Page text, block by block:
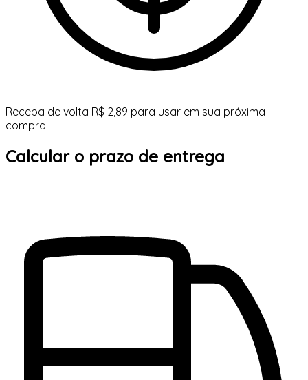
Receba de volta R$ 2,89 para usar em sua próxima
compra
Calcular o prazo de entrega